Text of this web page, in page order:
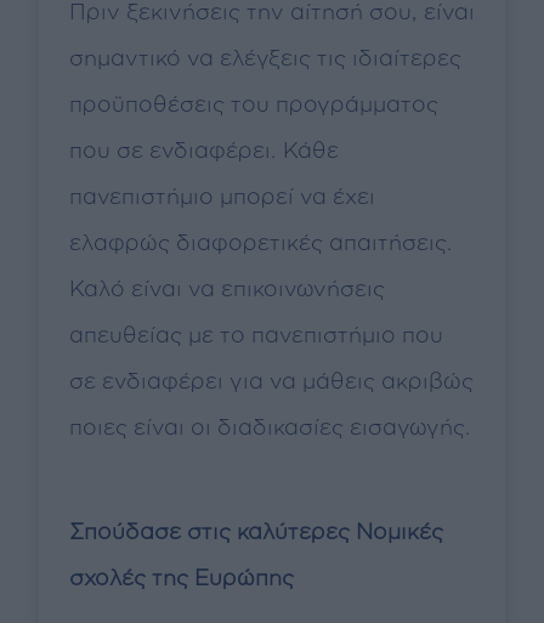
Πριν ξεκινήσεις την αίτησή σου, είναι
σημαντικό να ελέγξεις τις ιδιαίτερες
προϋποθέσεις του προγράμματος
που σε ενδιαφέρει. Κάθε
πανεπιστήμιο μπορεί να έχει
ελαφρώς διαφορετικές απαιτήσεις.
Καλό είναι να επικοινωνήσεις
απευθείας με το πανεπιστήμιο που
σε ενδιαφέρει για να μάθεις ακριβώς
ποιες είναι οι διαδικασίες εισαγωγής.
Σπούδασε στις καλύτερες Νομικές
σχολές της Ευρώπης